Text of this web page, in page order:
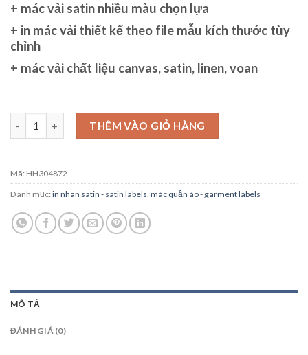
+ mác vải satin nhiều màu chọn lựa
+ in mác vải thiết kế theo file mẫu kích thước tùy
chỉnh
+ mác vải chất liệu canvas, satin, linen, voan
in mác vải số lượng ít số lượng
THÊM VÀO GIỎ HÀNG
Mã: HH304872
Danh mục:in nhãn satin - satin labels, mác quần áo - garment labels
MÔ TẢ
ĐÁNH GIÁ (0)